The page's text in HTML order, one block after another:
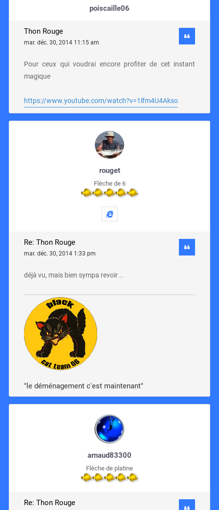
poiscaille06
Thon Rouge
mar. déc. 30, 2014 11:15 am
Pour ceux qui voudrai encore profiter de cet instant
magique
https://www.youtube.com/watch?v=1lfm4U4Akso
rouget
Flèche de 6
Re: Thon Rouge
mar. déc. 30, 2014 1:33 pm
déjà vu, mais bien sympa revoir ..
"le déménagement c'est maintenant"
arnaud83300
Flèche de platine
Re: Thon Rouge